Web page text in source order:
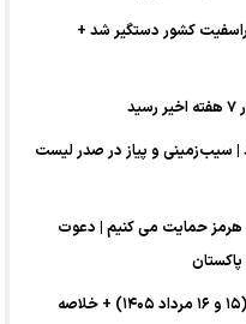
کشور دستگیر شد +
سیب‌زمینی و پیاز در صدر لیست
هرمز حمایت می کنیم | دعوت
فیلم‌های سینمایی آخر هفته تلویزیون (۱۵ و ۱۶ مرداد ۱۴۰۵) + خلاصه